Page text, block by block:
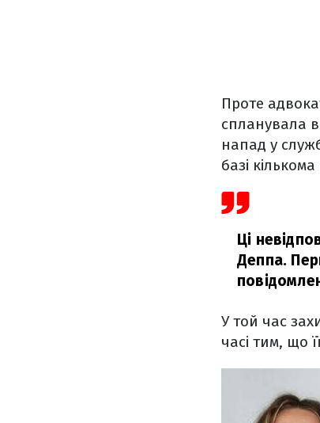
Проте
спланувала
напад у
базі
Ці
Деппа.
У той час
часі тим, що